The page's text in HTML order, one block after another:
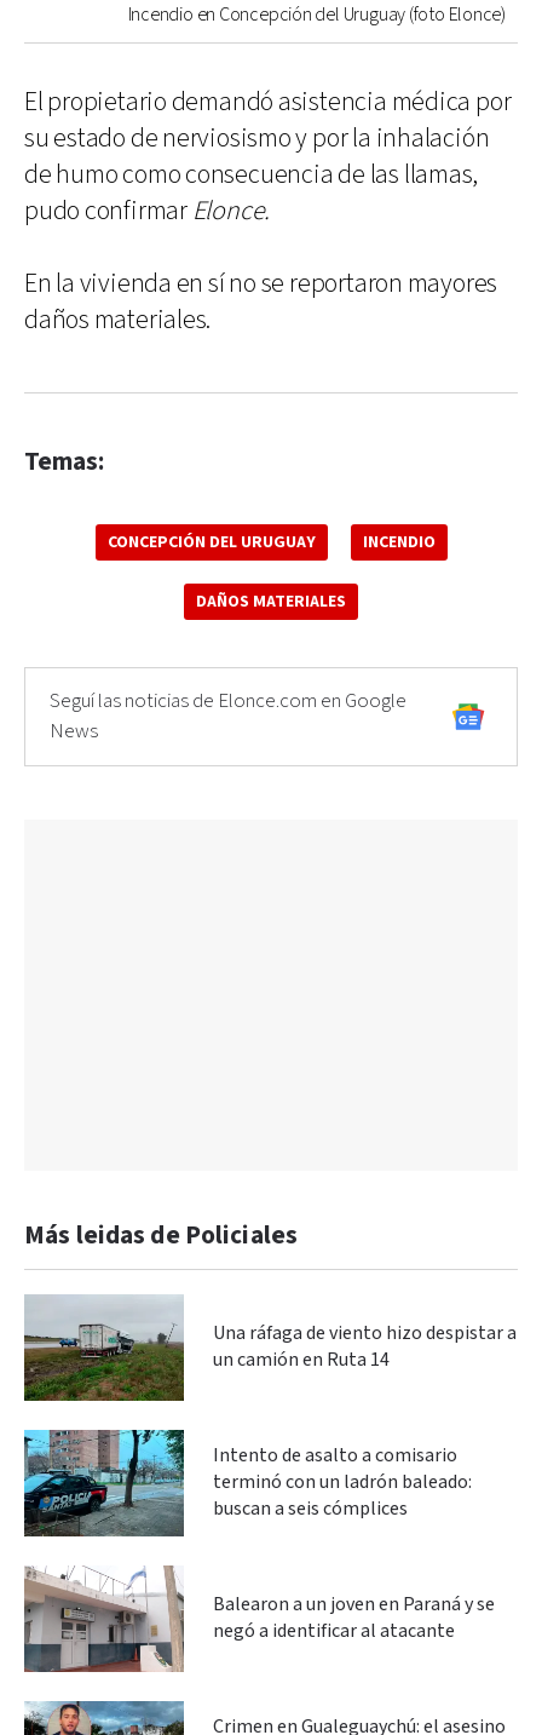
Incendio en Concepción del Uruguay (foto Elonce)
El propietario demandó asistencia médica por
su estado de nerviosismo y por la inhalación
de humo como consecuencia de las llamas,
pudo confirmar Elonce.
En la vivienda en sí no se reportaron mayores
daños materiales.
Temas:
CONCEPCIÓN DEL URUGUAY INCENDIO
DAÑOS MATERIALES
Seguí las noticias de Elonce.com en Google
News
Más leidas de Policiales
Una ráfaga de viento hizo despistar a
un camión en Ruta 14
Intento de asalto a comisario
terminó con un ladrón baleado:
buscan a seis cómplices
Balearon a un joven en Paraná y se
negó a identificar al atacante
Crimen en Gualeguaychú: el asesino